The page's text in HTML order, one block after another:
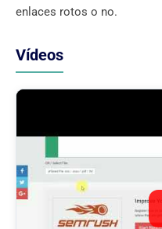
enlaces rotos o no.
Vídeos